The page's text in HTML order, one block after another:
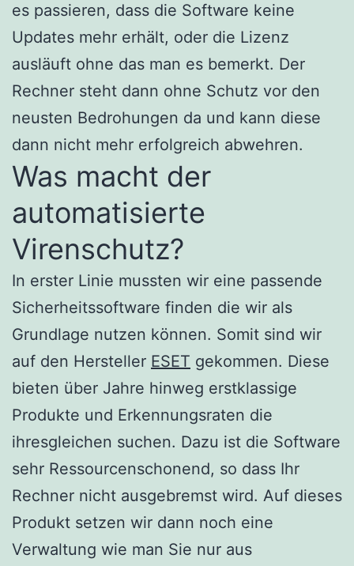
es passieren, dass die Software keine
Updates mehr erhält, oder die Lizenz
ausläuft ohne das man es bemerkt. Der
Rechner steht dann ohne Schutz vor den
neusten Bedrohungen da und kann diese
dann nicht mehr erfolgreich abwehren.
Was macht der
automatisierte
Virenschutz?
In erster Linie mussten wir eine passende
Sicherheitssoftware finden die wir als
Grundlage nutzen können. Somit sind wir
auf den Hersteller ESET gekommen. Diese
bieten über Jahre hinweg erstklassige
Produkte und Erkennungsraten die
ihresgleichen suchen. Dazu ist die Software
sehr Ressourcenschonend, so dass Ihr
Rechner nicht ausgebremst wird. Auf dieses
Produkt setzen wir dann noch eine
Verwaltung wie man Sie nur aus